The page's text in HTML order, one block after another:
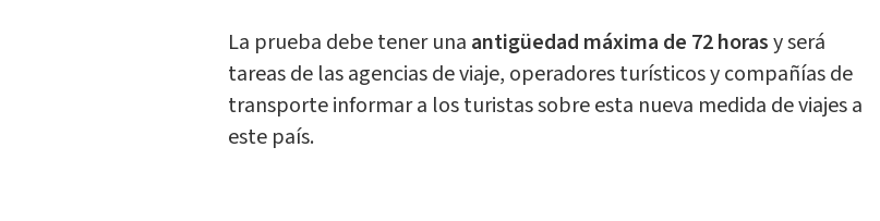
La prueba debe tener una antigüedad máxima de 72 horasy será
tareas de las agencias de viaje, operadores turísticos y compañías de
transporte informar a los turistas sobre esta nueva medida de viajes a
este país.